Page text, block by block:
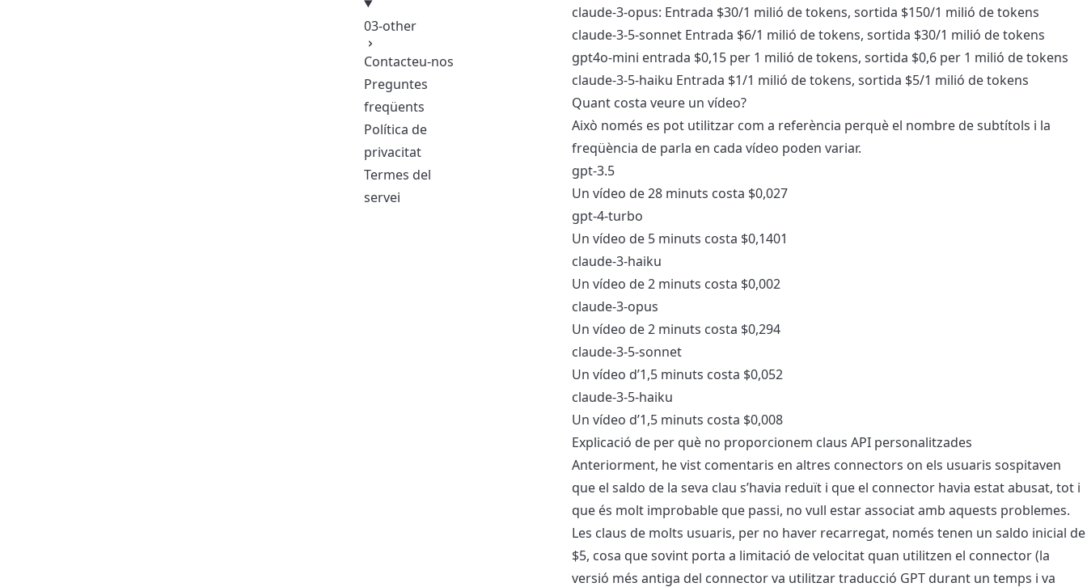
03-other
Contacteu-nos
Preguntes
freqüents
Política de
privacitat
Termes del
servei
claude-3-opus: Entrada $30/1 milió de tokens, sortida $150/1 milió de tokens
claude-3-5-sonnet Entrada $6/1 milió de tokens, sortida $30/1 milió de tokens
gpt4o-mini entrada $0,15 per 1 milió de tokens, sortida $0,6 per 1 milió de tokens
claude-3-5-haiku Entrada $1/1 milió de tokens, sortida $5/1 milió de tokens
Quant costa veure un vídeo?
Això només es pot utilitzar com a referència perquè el nombre de subtítols i la
freqüència de parla en cada vídeo poden variar.
gpt-3.5
Un vídeo de 28 minuts costa $0,027
gpt-4-turbo
Un vídeo de 5 minuts costa $0,1401
claude-3-haiku
Un vídeo de 2 minuts costa $0,002
claude-3-opus
Un vídeo de 2 minuts costa $0,294
claude-3-5-sonnet
Un vídeo d’1,5 minuts costa $0,052
claude-3-5-haiku
Un vídeo d’1,5 minuts costa $0,008
Explicació de per què no proporcionem claus API personalitzades
Anteriorment, he vist comentaris en altres connectors on els usuaris sospitaven
que el saldo de la seva clau s’havia reduït i que el connector havia estat abusat, tot i
que és molt improbable que passi, no vull estar associat amb aquests problemes.
Les claus de molts usuaris, per no haver recarregat, només tenen un saldo inicial de
$5, cosa que sovint porta a limitació de velocitat quan utilitzen el connector (la
versió més antiga del connector va utilitzar traducció GPT durant un temps i va